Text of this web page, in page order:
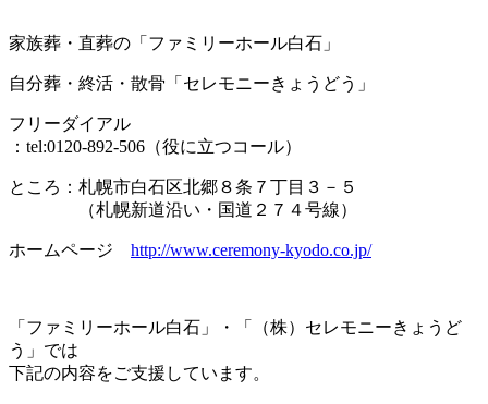
家族葬・直葬の「ファミリーホール白石」
自分葬・終活・散骨「セレモニーきょうどう」
フリーダイアル
：tel:0120-892-506（役に立つコール）
ところ：札幌市白石区北郷８条７丁目３－５
（札幌新道沿い・国道２７４号線）
ホームページ http://www.ceremony-kyodo.co.jp/
「ファミリーホール白石」・「（株）セレモニーきょうど
う」では
下記の内容をご支援しています。